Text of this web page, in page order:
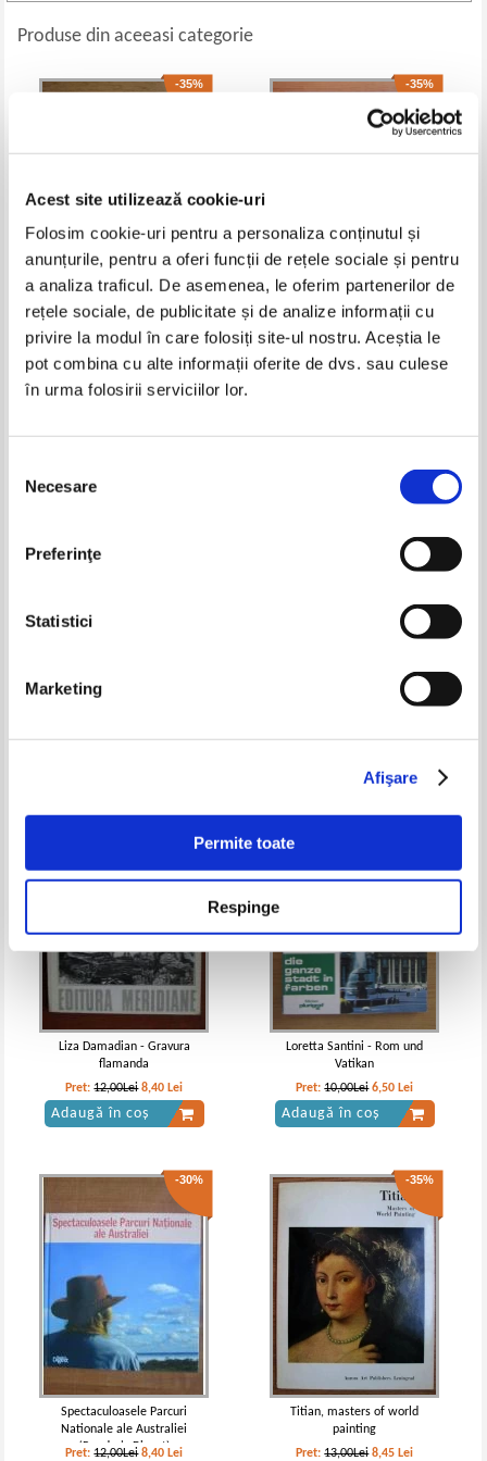
Acest site utilizează cookie-uri
Folosim cookie-uri pentru a personaliza conținutul și
anunțurile, pentru a oferi funcții de rețele sociale și pentru
a analiza traficul. De asemenea, le oferim partenerilor de
rețele sociale, de publicitate și de analize informații cu
privire la modul în care folosiți site-ul nostru. Aceștia le
pot combina cu alte informații oferite de dvs. sau culese
în urma folosirii serviciilor lor.
consimțământului
Necesare
Preferinţe
Statistici
Marketing
Afişare
Permite toate
Respinge
Produse din aceeasi categorie
-35%
Hedy Loffler - Paris
Pret:10,00Lei 6,50 Lei
Adaugă în coș
-35%
Joachim Menzbausen - Der
Zwinger
Pret:
10,00Lei 6,50 Lei
Grecia. Istorie, arta, folclor,
itinerarii
Venise, reine de la mer (ghid
-30%
Liza Damadian - Gravura
flamanda
Pret:12,00Lei 8,40 Lei
Adaugă în coș
-35%
Loretta Santini - Rom und
Vatikan
Pret:10,00Lei 6,50 Lei
Adaugă în coș
-30%
Spectaculoasele Parcuri
Nationale ale Australiei
(Reader's Digest)
Pret:12,00Lei 8,40 Lei
-35%
Titian, masters of world
painting
Pret:13,00Lei 8,45 Lei